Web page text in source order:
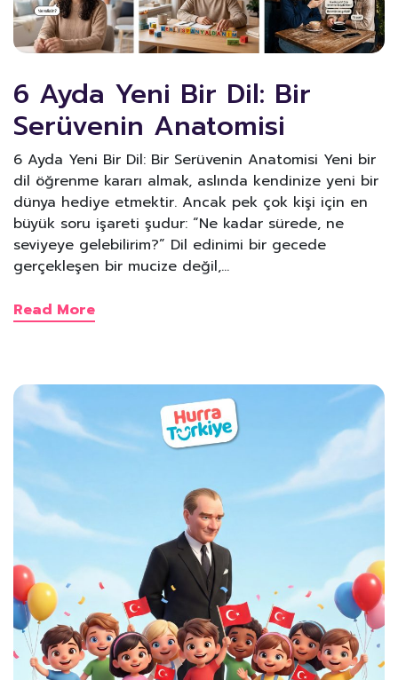
6 Ayda Yeni Bir Dil: Bir
Serüvenin Anatomisi
6 Ayda Yeni Bir Dil: Bir Serüvenin Anatomisi Yeni bir
dil öğrenme kararı almak, aslında kendinize yeni bir
dünya hediye etmektir. Ancak pek çok kişi için en
büyük soru işareti şudur: “Ne kadar sürede, ne
seviyeye gelebilirim?” Dil edinimi bir gecede
gerçekleşen bir mucize değil,…
Read More